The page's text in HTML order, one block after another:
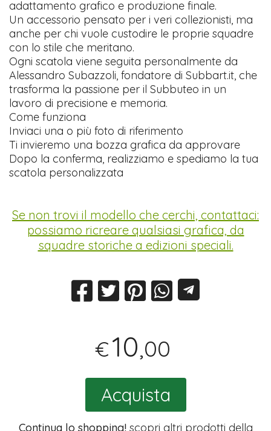
adattamento grafico e produzione finale.
Un accessorio pensato per i veri collezionisti, ma
anche per chi vuole custodire le proprie squadre
con lo stile che meritano.
Ogni scatola viene seguita personalmente da
Alessandro Subazzoli, fondatore di Subbart.it, che
trasforma la passione per il Subbuteo in un
lavoro di precisione e memoria.
Come funziona
Inviaci una o più foto di riferimento
Ti invieremo una bozza grafica da approvare
Dopo la conferma, realizziamo e spediamo la tua
scatola personalizzata
Se non trovi il modello che cerchi, contattaci:
possiamo ricreare qualsiasi grafica, da
squadre storiche a edizioni speciali.
€10,00
Acquista
Continua lo shopping!scopri altri prodotti della